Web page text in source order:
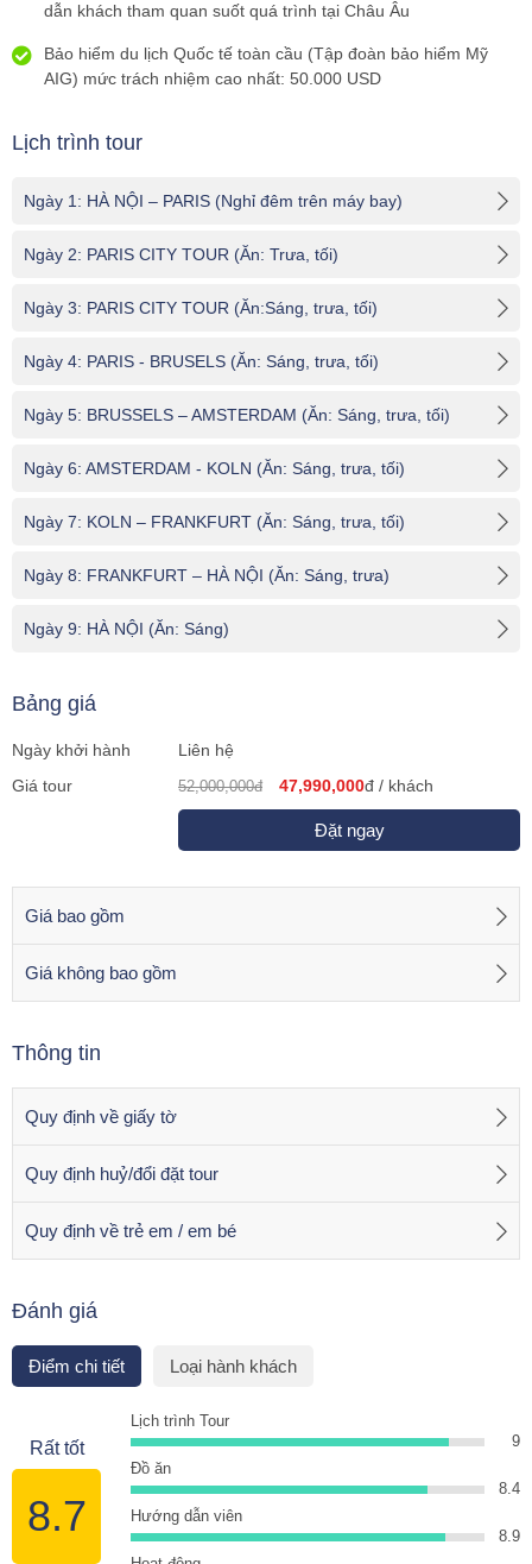
dẫn khách tham quan suốt quá trình tại Châu Âu
Bảo hiểm du lịch Quốc tế toàn cầu (Tập đoàn bảo hiểm Mỹ
AIG) mức trách nhiệm cao nhất: 50.000 USD
Lịch trình tour
Ngày 1: HÀ NỘI – PARIS (Nghỉ đêm trên máy bay)
Ngày 2: PARIS CITY TOUR (Ăn: Trưa, tối)
Ngày 3: PARIS CITY TOUR (Ăn:Sáng, trưa, tối)
Ngày 4: PARIS - BRUSELS (Ăn: Sáng, trưa, tối)
Ngày 5: BRUSSELS – AMSTERDAM (Ăn: Sáng, trưa, tối)
Ngày 6: AMSTERDAM - KOLN (Ăn: Sáng, trưa, tối)
Ngày 7: KOLN – FRANKFURT (Ăn: Sáng, trưa, tối)
Ngày 8: FRANKFURT – HÀ NỘI (Ăn: Sáng, trưa)
Ngày 9: HÀ NỘI (Ăn: Sáng)
Bảng giá
Ngày khởi hành
Liên hệ
Giá tour
52,000,000đ 47,990,000đ / khách
Đặt ngay
Giá bao gồm
Giá không bao gồm
Thông tin
Quy định về giấy tờ
Quy định huỷ/đổi đặt tour
Quy định về trẻ em / em bé
Đánh giá
Điểm chi tiết Loại hành khách
Rất tốt
8.7
Lịch trình Tour
9
Đồ ăn
8.4
Hướng dẫn viên
8.9